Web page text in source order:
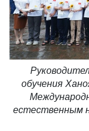
обучения
естественным